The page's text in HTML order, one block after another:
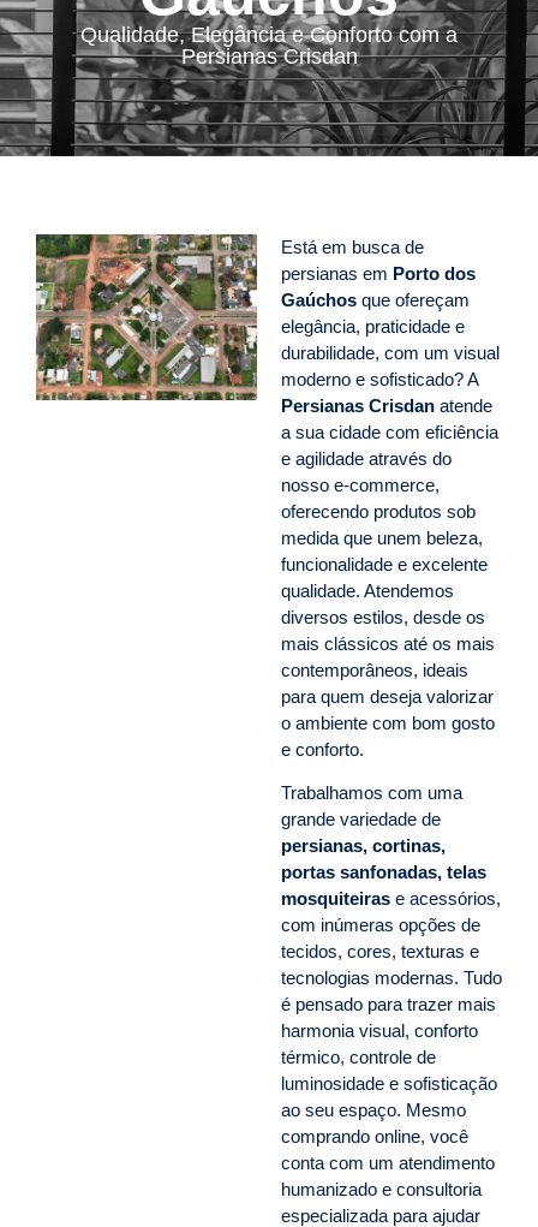
Qualidade, Elegância e Conforto com a
Persianas Crisdan
Está em busca de
persianas em Porto dos
Gaúchos que ofereçam
elegância, praticidade e
durabilidade, com um visual
moderno e sofisticado? A
Persianas Crisdan atende
a sua cidade com eficiência
e agilidade através do
nosso e-commerce,
oferecendo produtos sob
medida que unem beleza,
funcionalidade e excelente
qualidade. Atendemos
diversos estilos, desde os
mais clássicos até os mais
contemporâneos, ideais
para quem deseja valorizar
o ambiente com bom gosto
e conforto.
Trabalhamos com uma
grande variedade de
persianas, cortinas,
portas sanfonadas, telas
mosquiteiras e acessórios,
com inúmeras opções de
tecidos, cores, texturas e
tecnologias modernas. Tudo
é pensado para trazer mais
harmonia visual, conforto
térmico, controle de
luminosidade e sofisticação
ao seu espaço. Mesmo
comprando online, você
conta com um atendimento
humanizado e consultoria
especializada para ajudar